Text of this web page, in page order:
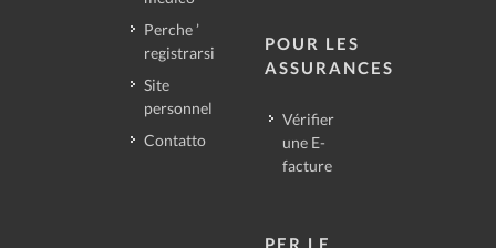
Perche ’
registrarsi
Site
personnel
Contatto
POUR LES
ASSURANCES
Vérifier
une E-
facture
PER LE